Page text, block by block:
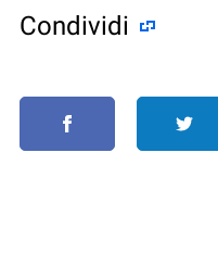
Condividi